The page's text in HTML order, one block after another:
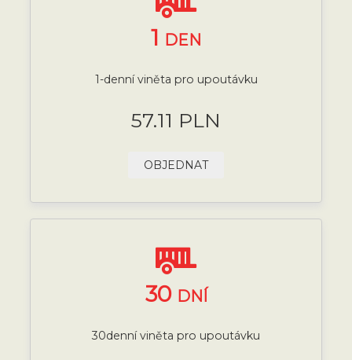
1 DEN
1-denní viněta pro upoutávku
57.11 PLN
OBJEDNAT
30 DNÍ
30denní viněta pro upoutávku